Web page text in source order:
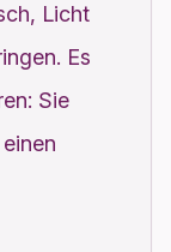
Licht
Es
Sie